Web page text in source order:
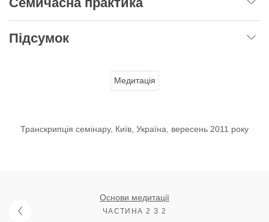
Підсумок
Медитація
Транскрипція семінару, Київ, Україна, вересень 2011 року
Основи медитації
ЧАСТИНА 2 З 2